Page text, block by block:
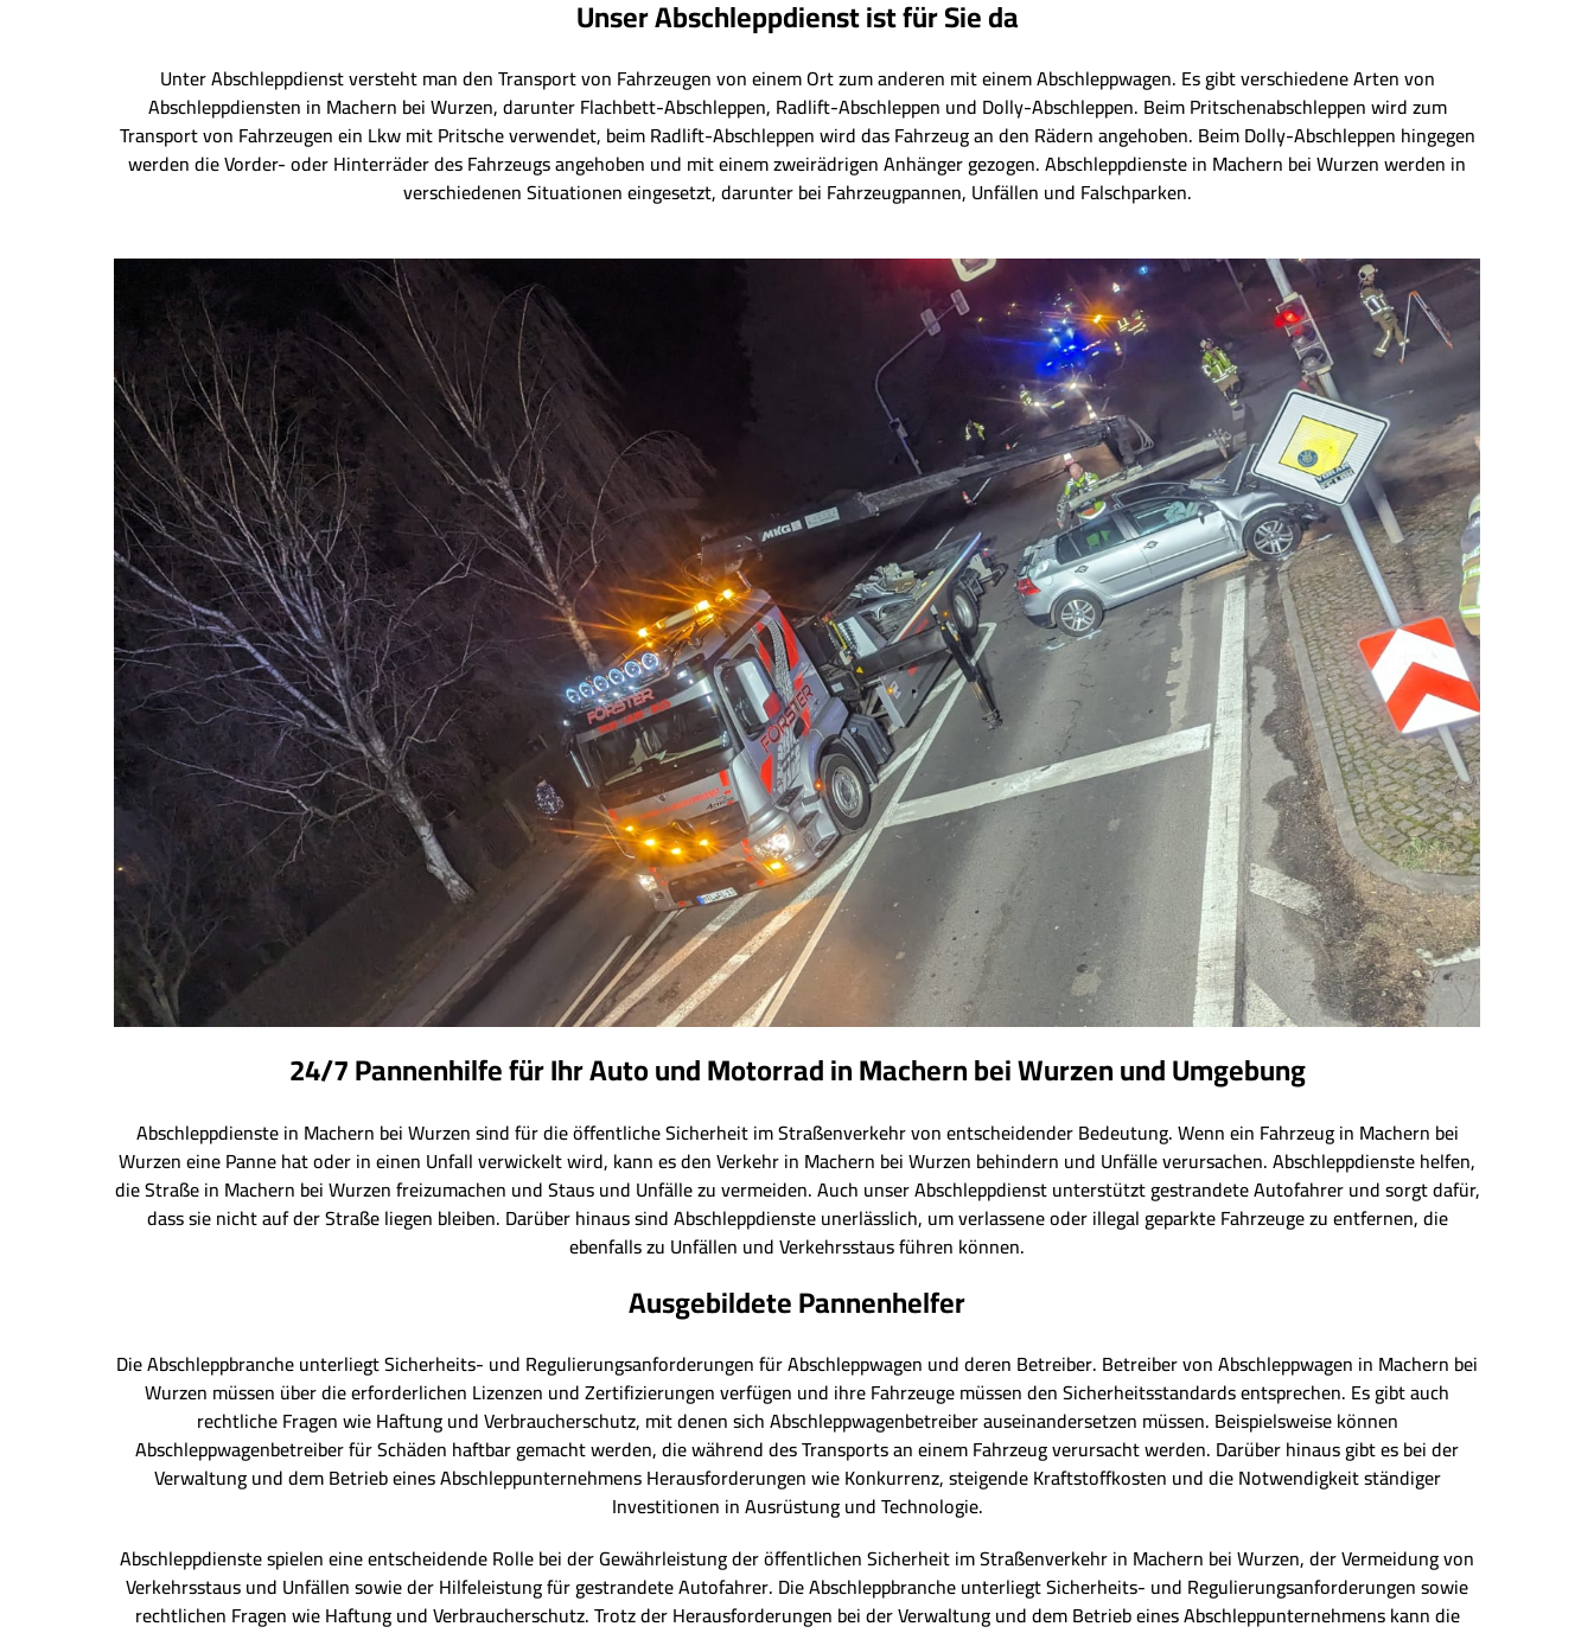
Unser Abschleppdienst ist für Sie da
Unter Abschleppdienst versteht man den Transport von Fahrzeugen von einem Ort zum anderen mit einem Abschleppwagen. Es gibt verschiedene Arten von
Abschleppdiensten in Machern bei Wurzen, darunter Flachbett-Abschleppen, Radlift-Abschleppen und Dolly-Abschleppen. Beim Pritschenabschleppen wird zum
Transport von Fahrzeugen ein Lkw mit Pritsche verwendet, beim Radlift-Abschleppen wird das Fahrzeug an den Rädern angehoben. Beim Dolly-Abschleppen hingegen
werden die Vorder- oder Hinterräder des Fahrzeugs angehoben und mit einem zweirädrigen Anhänger gezogen. Abschleppdienste in Machern bei Wurzen werden in
verschiedenen Situationen eingesetzt, darunter bei Fahrzeugpannen, Unfällen und Falschparken.
24/7 Pannenhilfe für Ihr Auto und Motorrad in Machern bei Wurzen und Umgebung
Abschleppdienste in Machern bei Wurzen sind für die öffentliche Sicherheit im Straßenverkehr von entscheidender Bedeutung. Wenn ein Fahrzeug in Machern bei
Wurzen eine Panne hat oder in einen Unfall verwickelt wird, kann es den Verkehr in Machern bei Wurzen behindern und Unfälle verursachen. Abschleppdienste helfen,
die Straße in Machern bei Wurzen freizumachen und Staus und Unfälle zu vermeiden. Auch unser Abschleppdienst unterstützt gestrandete Autofahrer und sorgt dafür,
dass sie nicht auf der Straße liegen bleiben. Darüber hinaus sind Abschleppdienste unerlässlich, um verlassene oder illegal geparkte Fahrzeuge zu entfernen, die
ebenfalls zu Unfällen und Verkehrsstaus führen können.
Ausgebildete Pannenhelfer
Die Abschleppbranche unterliegt Sicherheits- und Regulierungsanforderungen für Abschleppwagen und deren Betreiber. Betreiber von Abschleppwagen in Machern bei
Wurzen müssen über die erforderlichen Lizenzen und Zertifizierungen verfügen und ihre Fahrzeuge müssen den Sicherheitsstandards entsprechen. Es gibt auch
rechtliche Fragen wie Haftung und Verbraucherschutz, mit denen sich Abschleppwagenbetreiber auseinandersetzen müssen. Beispielsweise können
Abschleppwagenbetreiber für Schäden haftbar gemacht werden, die während des Transports an einem Fahrzeug verursacht werden. Darüber hinaus gibt es bei der
Verwaltung und dem Betrieb eines Abschleppunternehmens Herausforderungen wie Konkurrenz, steigende Kraftstoffkosten und die Notwendigkeit ständiger
Investitionen in Ausrüstung und Technologie.
Abschleppdienste spielen eine entscheidende Rolle bei der Gewährleistung der öffentlichen Sicherheit im Straßenverkehr in Machern bei Wurzen, der Vermeidung von
Verkehrsstaus und Unfällen sowie der Hilfeleistung für gestrandete Autofahrer. Die Abschleppbranche unterliegt Sicherheits- und Regulierungsanforderungen sowie
rechtlichen Fragen wie Haftung und Verbraucherschutz. Trotz der Herausforderungen bei der Verwaltung und dem Betrieb eines Abschleppunternehmens kann die